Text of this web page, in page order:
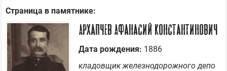
Страница в памятнике:
Архапчев Афанасий Константинович
Дата рождения: 1886
кладовщик железнодорожного депо